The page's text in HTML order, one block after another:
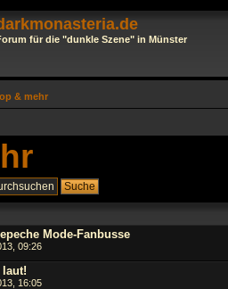
für die "dunkle Szene" in Münster
& mehr
Mode-Fanbusse
09:26
laut!
16:05